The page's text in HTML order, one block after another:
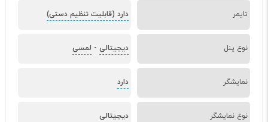
تایمر دارد (قابلیت تنظیم دستی)
نوع پنل دیجیتالی - لمسی
نمایشگر دارد
نوع نمایشگر دیجیتالی